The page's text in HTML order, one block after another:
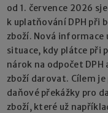
od 1. července 2026
k uplatňování DPH při
zboží. Nová informace
situace, kdy plátce při
nárok na odpočet DPH
zboží darovat. Cílem
daňové překážky pro
zboží, které už